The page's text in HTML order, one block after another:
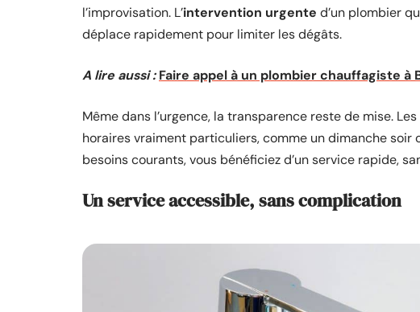
l’improvisation. L’intervention urgente d’un plombier
déplace rapidement pour limiter les dégâts.
A lire aussi : Faire appel à un plombier chauffagiste à
Même dans l’urgence, la transparence reste de mise.
horaires vraiment particuliers, comme un dimanche soir
besoins courants, vous bénéficiez d’un service rapide,
Un service accessible, sans complication